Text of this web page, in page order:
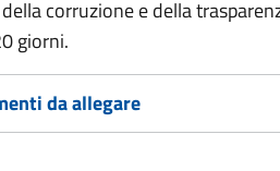
corruzione e della
giorni.
da allegare